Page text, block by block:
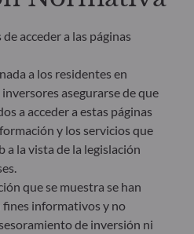
en el proceso de toma de
integrando criterios
y/o de gobierno
de toma de decisiones
equipo de gestión
estrictamente
de forma significativa a
ecológica y aborda los
mediante las
por el proveedor de
gestora.
acceder a las páginas
a los residentes en
asegurarse de que
a acceder a estas páginas
y los servicios que
a la vista de la legislación
que se muestra se han
informativos y no
de inversión ni